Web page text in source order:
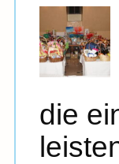
die